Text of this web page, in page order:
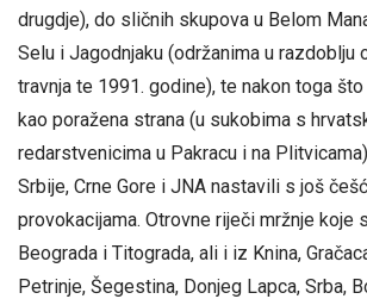
drugdje), do sličnih skupova u Belom
Selu i Jagodnjaku (održanima u razdoblju
travnja te 1991. godine), te nakon toga
kao poražena strana (u sukobima s
redarstvenicima u Pakracu i na
Srbije, Crne Gore i JNA nastavili s još
provokacijama. Otrovne riječi mržnje koje
Beograda i Titograda, ali i iz Knina,
Petrinje, Šegestina, Donjeg Lapca, Srba,